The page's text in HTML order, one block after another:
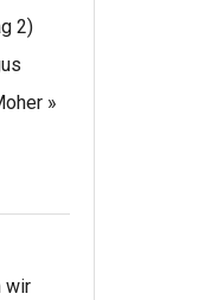
2)
»
wir